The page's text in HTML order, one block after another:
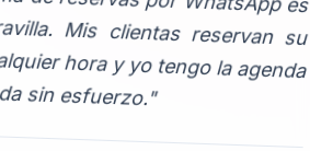
sin esfuerzo."